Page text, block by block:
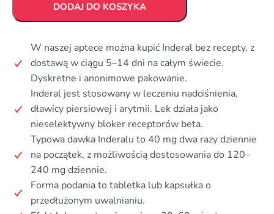
DODAJ DO KOSZYKA
W naszej aptece można kupić Inderal bez recepty, z
dostawą w ciągu 5–14 dni na całym świecie.
Dyskretne i anonimowe pakowanie.
Inderal jest stosowany w leczeniu nadciśnienia,
dławicy piersiowej i arytmii. Lek działa jako
nieselektywny bloker receptorów beta.
Typowa dawka Inderalu to 40 mg dwa razy dziennie
na początek, z możliwością dostosowania do 120–
240 mg dziennie.
Forma podania to tabletka lub kapsułka o
przedłużonym uwalnianiu.